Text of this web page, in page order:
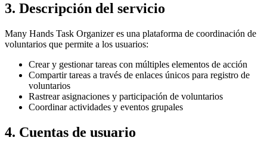
3. Descripción del servicio
Many Hands Task Organizer es una plataforma de coordinación de
voluntarios que permite a los usuarios:
Crear y gestionar tareas con múltiples elementos de acción
Compartir tareas a través de enlaces únicos para registro de
voluntarios
Rastrear asignaciones y participación de voluntarios
Coordinar actividades y eventos grupales
4. Cuentas de usuario